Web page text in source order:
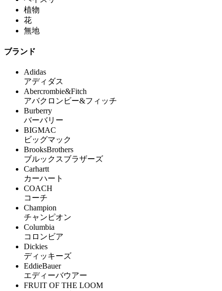
植物
花
無地
ブランド
Adidas
アディダス
Abercrombie&Fitch
アバクロンビー&フィッチ
Burberry
バーバリー
BIGMAC
ビッグマック
BrooksBrothers
ブルックスブラザーズ
Carhartt
カーハート
COACH
コーチ
Champion
チャンピオン
Columbia
コロンビア
Dickies
ディッキーズ
EddieBauer
エディーバウアー
FRUIT OF THE LOOM